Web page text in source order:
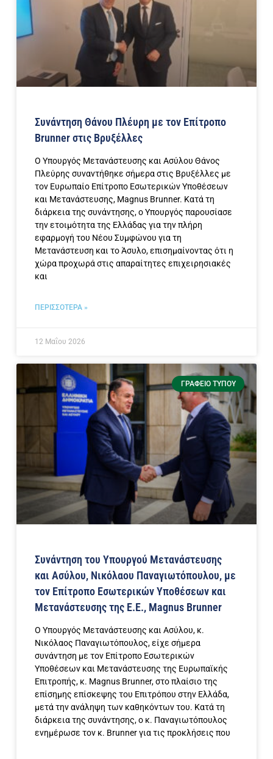
Συνάντηση Θάνου Πλέυρη με τον Επίτροπο
Brunner στις Βρυξέλλες
Ο Υπουργός Μετανάστευσης και Ασύλου Θάνος
Πλεύρης συναντήθηκε σήμερα στις Βρυξέλλες με
τον Ευρωπαίο Επίτροπο Εσωτερικών Υποθέσεων
και Μετανάστευσης, Magnus Brunner. Κατά τη
διάρκεια της συνάντησης, ο Υπουργός παρουσίασε
την ετοιμότητα της Ελλάδας για την πλήρη
εφαρμογή του Νέου Συμφώνου για τη
Μετανάστευση και το Άσυλο, επισημαίνοντας ότι η
χώρα προχωρά στις απαραίτητες επιχειρησιακές
και
ΠΕΡΙΣΣΟΤΕΡΑ »
12 Μαΐου 2026
ΓΡΑΦΕΊΟ ΤΎΠΟΥ
Συνάντηση του Υπουργού Μετανάστευσης
και Ασύλου, Νικόλαου Παναγιωτόπουλου, με
τον Επίτροπο Εσωτερικών Υποθέσεων και
Μετανάστευσης της Ε.Ε., Magnus Brunner
Ο Υπουργός Μετανάστευσης και Ασύλου, κ.
Νικόλαος Παναγιωτόπουλος, είχε σήμερα
συνάντηση με τον Επίτροπο Εσωτερικών
Υποθέσεων και Μετανάστευσης της Ευρωπαϊκής
Επιτροπής, κ. Magnus Brunner, στο πλαίσιο της
επίσημης επίσκεψης του Επιτρόπου στην Ελλάδα,
μετά την ανάληψη των καθηκόντων του. Κατά τη
διάρκεια της συνάντησης, ο κ. Παναγιωτόπουλος
ενημέρωσε τον κ. Brunner για τις προκλήσεις που